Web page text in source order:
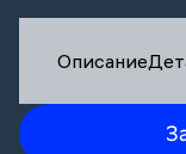
Описание